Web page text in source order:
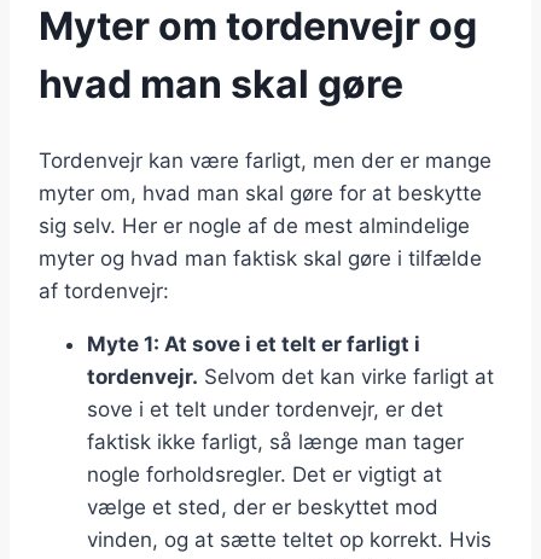
Myter om tordenvejr og
hvad man skal gøre
Tordenvejr kan være farligt, men der er mange
myter om, hvad man skal gøre for at beskytte
sig selv. Her er nogle af de mest almindelige
myter og hvad man faktisk skal gøre i tilfælde
af tordenvejr:
Myte 1: At sove i et telt er farligt i
tordenvejr. Selvom det kan virke farligt at
sove i et telt under tordenvejr, er det
faktisk ikke farligt, så længe man tager
nogle forholdsregler. Det er vigtigt at
vælge et sted, der er beskyttet mod
vinden, og at sætte teltet op korrekt. Hvis